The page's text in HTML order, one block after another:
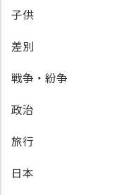
子供
差別
戦争・紛争
政治
旅行
日本